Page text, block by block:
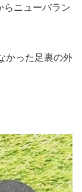
らニューバラン
かった足裏の外